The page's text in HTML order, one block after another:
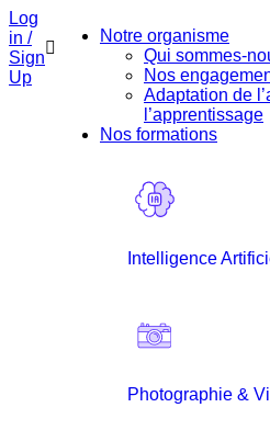
Log
in /
Sign
Up
Notre organisme
Qui sommes-
Nos
Adaptation de
l’apprentissage
Nos formations
Intelligence
Photographie &